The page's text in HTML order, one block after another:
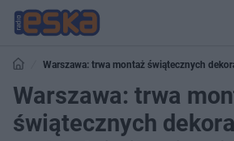
Warszawa: trwa montaż świątecznych
iluminacja?
Warszawa: trwa
świątecznych